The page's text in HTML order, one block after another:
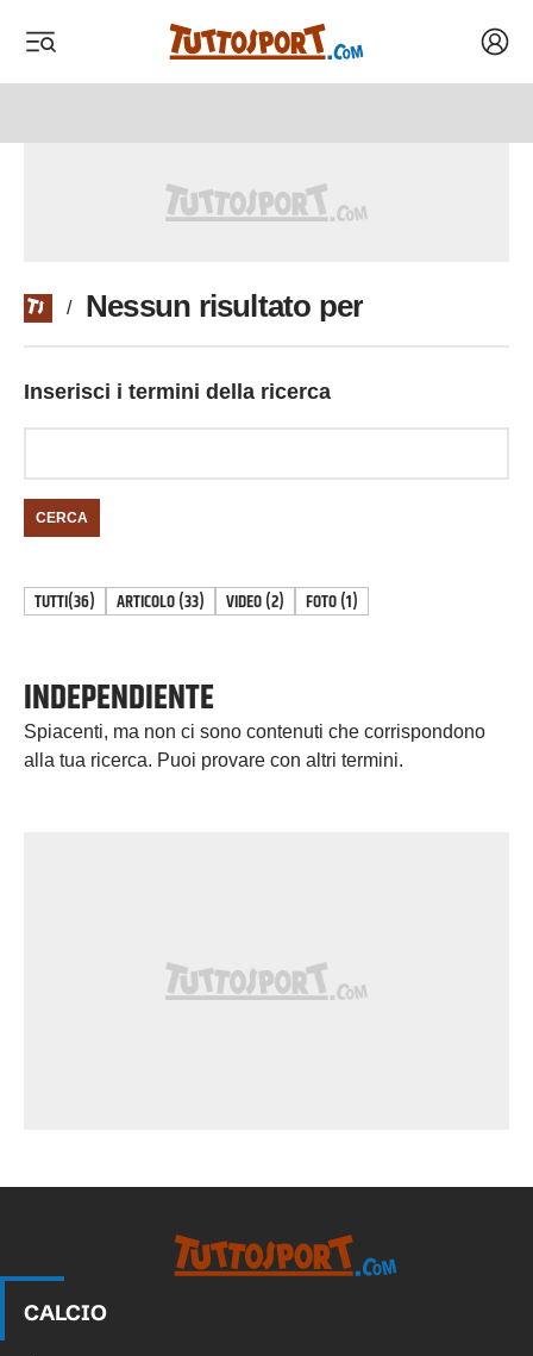
/ Nessun risultato per
Inserisci i termini della ricerca
CERCA
TUTTI(36) ARTICOLO(33) VIDEO(2) FOTO(1)
INDEPENDIENTE
Spiacenti, ma non ci sono contenuti che corrispondono
alla tua ricerca. Puoi provare con altri termini.
CALCIO